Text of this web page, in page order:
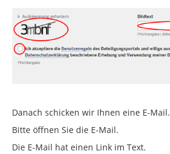
Danach schicken wir Ihnen eine E-Mail.
Bitte öffnen Sie die E-Mail.
Die E-Mail hat einen Link im Text.